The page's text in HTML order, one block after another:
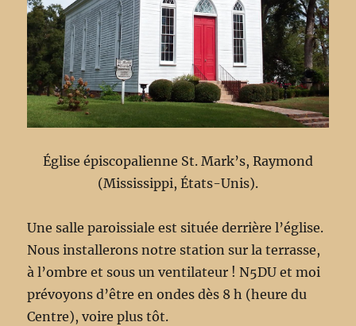
Église épiscopalienne St. Mark’s, Raymond
(Mississippi, États-Unis).
Une salle paroissiale est située derrière l’église.
Nous installerons notre station sur la terrasse,
à l’ombre et sous un ventilateur ! N5DU et moi
prévoyons d’être en ondes dès 8 h (heure du
Centre), voire plus tôt.